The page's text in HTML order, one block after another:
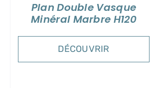
Plan Double Vasque
Minéral Marbre H120
DÉCOUVRIR
DÉTAILS